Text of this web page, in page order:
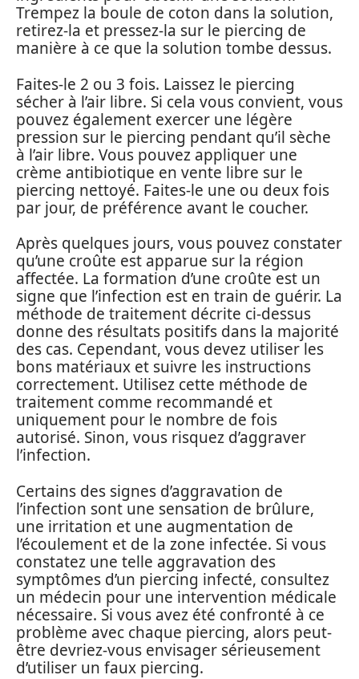
Trempez la boule de coton dans la solution,
retirez-la et pressez-la sur le piercing de
manière à ce que la solution tombe dessus.
Faites-le 2 ou 3 fois. Laissez le piercing
sécher à l’air libre. Si cela vous convient, vous
pouvez également exercer une légère
pression sur le piercing pendant qu’il sèche
à l’air libre. Vous pouvez appliquer une
crème antibiotique en vente libre sur le
piercing nettoyé. Faites-le une ou deux fois
par jour, de préférence avant le coucher.
Après quelques jours, vous pouvez constater
qu’une croûte est apparue sur la région
affectée. La formation d’une croûte est un
signe que l’infection est en train de guérir. La
méthode de traitement décrite ci-dessus
donne des résultats positifs dans la majorité
des cas. Cependant, vous devez utiliser les
bons matériaux et suivre les instructions
correctement. Utilisez cette méthode de
traitement comme recommandé et
uniquement pour le nombre de fois
autorisé. Sinon, vous risquez d’aggraver
l’infection.
Certains des signes d’aggravation de
l’infection sont une sensation de brûlure,
une irritation et une augmentation de
l’écoulement et de la zone infectée. Si vous
constatez une telle aggravation des
symptômes d’un piercing infecté, consultez
un médecin pour une intervention médicale
nécessaire. Si vous avez été confronté à ce
problème avec chaque piercing, alors peut-
être devriez-vous envisager sérieusement
d’utiliser un faux piercing.